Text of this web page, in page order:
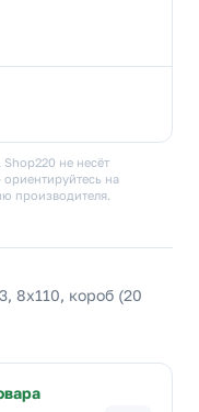
не несёт
ориентируйтесь на
производителя.
8х110, короб (20